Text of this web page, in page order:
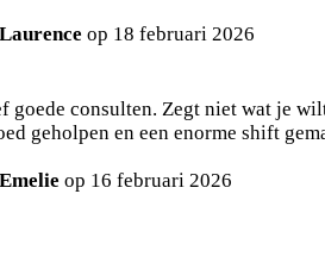
Laurence op 18 februari 2026
goede consulten. Zegt niet wat je
geholpen en een enorme shift
Emelie op 16 februari 2026